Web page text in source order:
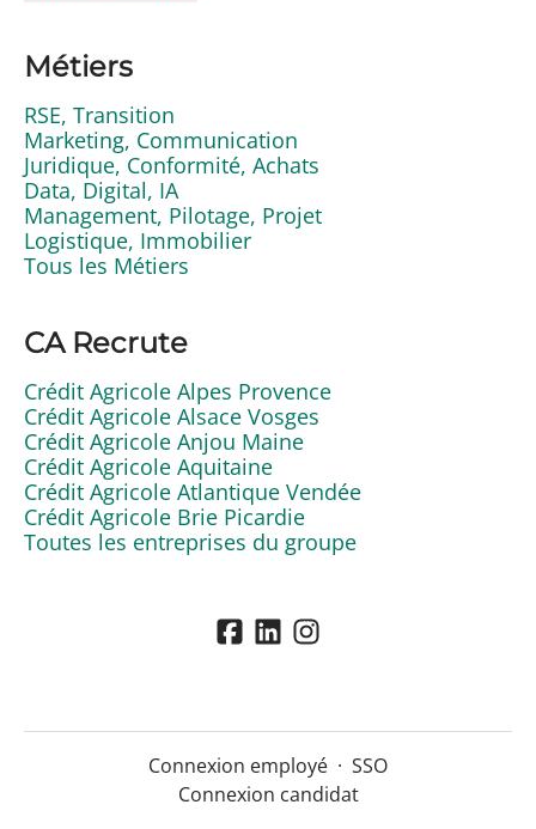
Métiers
RSE, Transition
Marketing, Communication
Juridique, Conformité, Achats
Data, Digital, IA
Management, Pilotage, Projet
Logistique, Immobilier
Tous les Métiers
CA Recrute
Crédit Agricole Alpes Provence
Crédit Agricole Alsace Vosges
Crédit Agricole Anjou Maine
Crédit Agricole Aquitaine
Crédit Agricole Atlantique Vendée
Crédit Agricole Brie Picardie
Toutes les entreprises du groupe
Connexion employé · SSO
Connexion candidat